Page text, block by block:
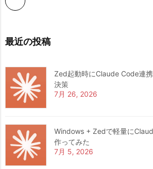
最近の投稿
Zed起動時にClaude Code連
決策
7月 26, 2026
Windows + Zedで軽量に
作ってみた
7月 5, 2026